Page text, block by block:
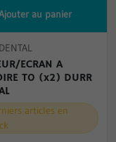
au panier
ECRAN A
T0 (x2) DURR
articles en